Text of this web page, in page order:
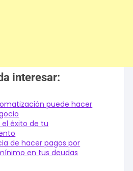
interesar:
puede hacer
éxito de tu
de hacer pagos por
en tus deudas